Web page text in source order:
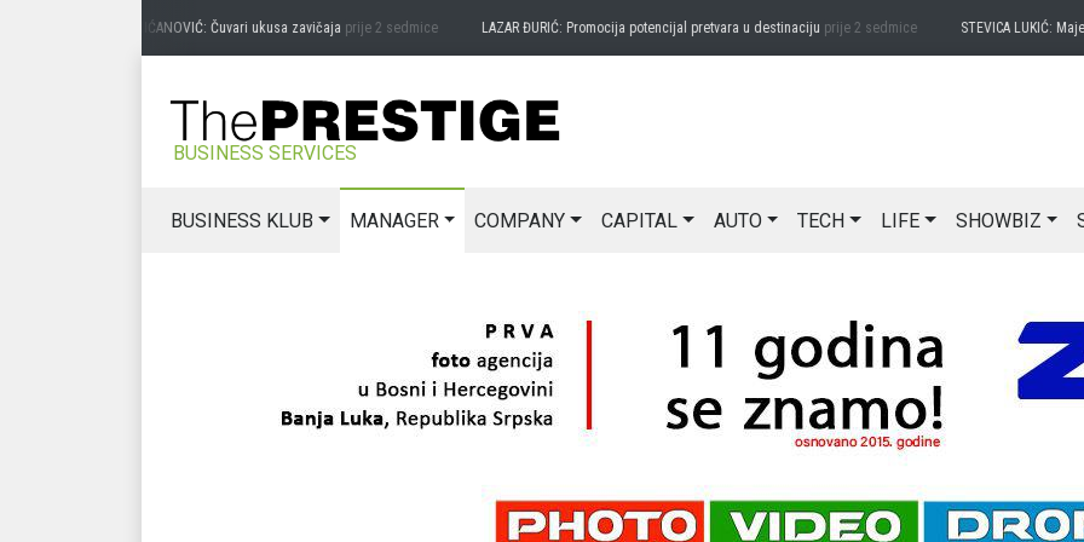
PREDRAG MIĆANOVIĆ: Čuvari ukusa zavičajaprije 2 sedmice LAZAR ĐURIĆ: Promocija potencijal pretvara u destinacijuprije 2 sedmice STEVICA LUKIĆ: Majevica
BUSINESS SERVICES
BUSINESS KLUB MANAGER COMPANY CAPITAL AUTO TECH LIFE SHOWBIZ